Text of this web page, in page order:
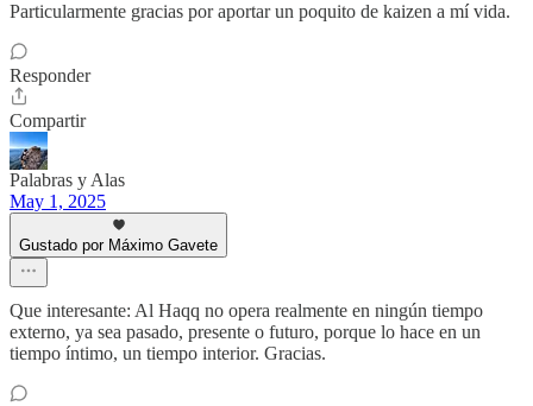
Particularmente gracias por aportar un poquito de kaizen a mí vida.
Responder
Compartir
Palabras y Alas
May 1, 2025
Gustado por Máximo Gavete
Que interesante: Al Haqq no opera realmente en ningún tiempo
externo, ya sea pasado, presente o futuro, porque lo hace en un
tiempo íntimo, un tiempo interior. Gracias.